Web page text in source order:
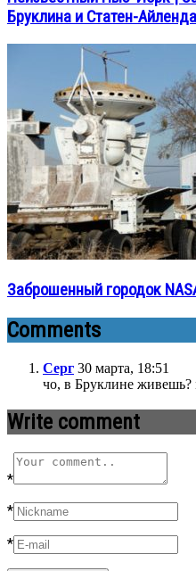
Бруклина и Статен-Айленда
Заброшенный городок
Comments
Серг 30 марта, 18:51
чо, в Бруклине живешь?
Write comment
*
*
*